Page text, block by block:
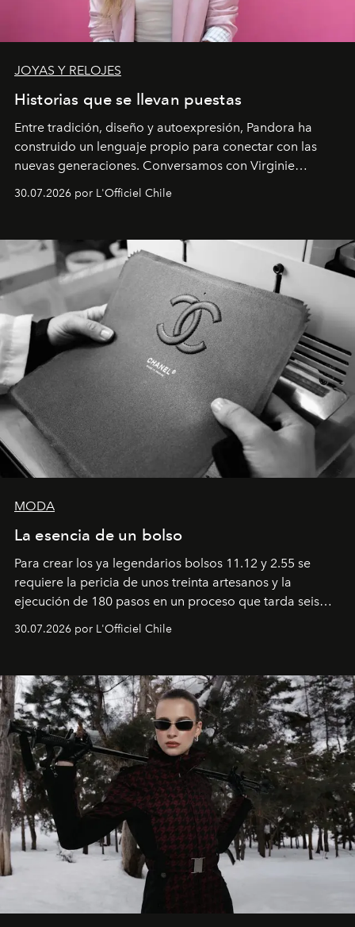
JOYAS Y RELOJES
Historias que se llevan puestas
Entre tradición, diseño y autoexpresión, Pandora ha
construido un lenguaje propio para conectar con las
nuevas generaciones. Conversamos con Virginie
Dubray, la responsable de marketing para
Latinoamérica, sobre identidad, cultura y el valor
30.07.2026 por L'Officiel Chile
MODA
La esencia de un bolso
Para crear los ya legendarios bolsos 11.12 y 2.55 se
requiere la pericia de unos treinta artesanos y la
ejecución de 180 pasos en un proceso que tarda seis
semanas. Los expertos ponen en práctica una técnica
que se enseña solamente en la escuela de formación de
30.07.2026 por L'Officiel Chile